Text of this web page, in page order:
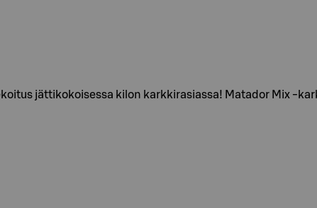
jättikokoisessa kilon karkkirasiassa! Matador Mix -